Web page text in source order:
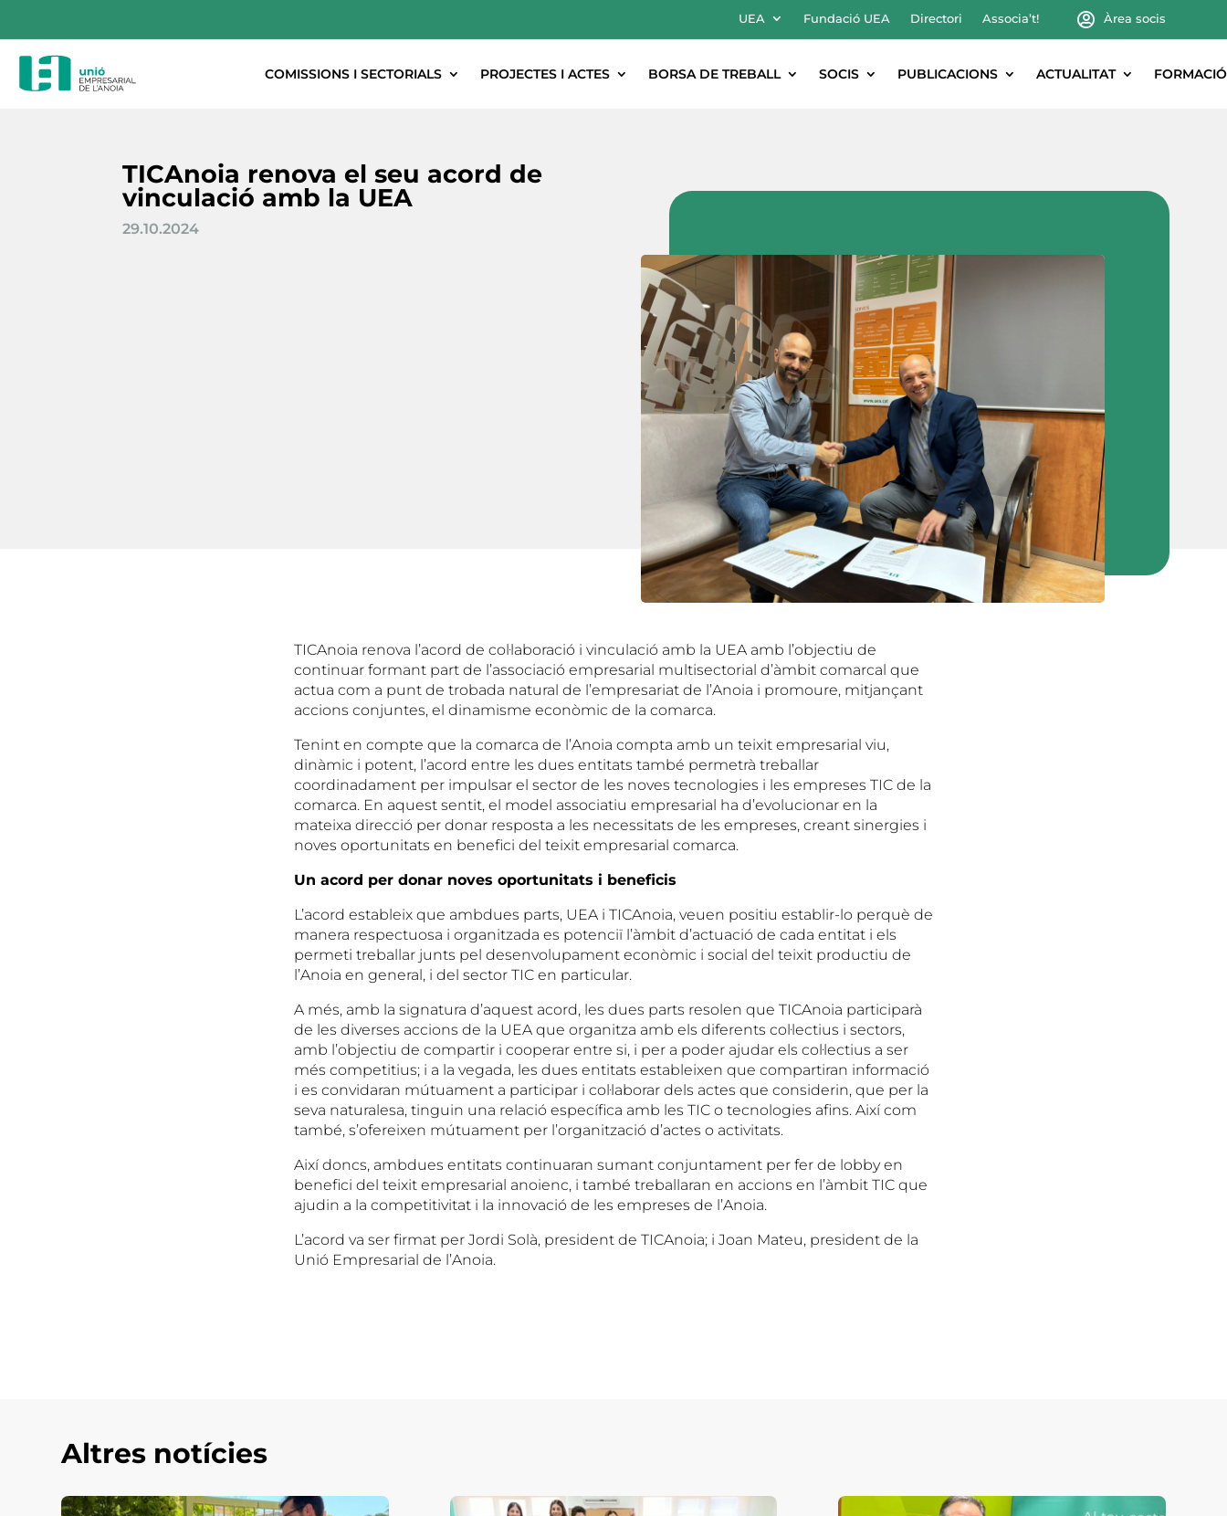
UEA Fundació UEA Directori Associa’t! Àrea socis
COMISSIONS I SECTORIALS PROJECTES I ACTES BORSA DE TREBALL SOCIS PUBLICACIONS ACTUALITAT FORMACIÓ
TICAnoia renova el seu acord de
vinculació amb la UEA
29.10.2024
TICAnoia renova l’acord de col·laboració i vinculació amb la UEA amb l’objectiu de
continuar formant part de l’associació empresarial multisectorial d’àmbit comarcal que
actua com a punt de trobada natural de l’empresariat de l’Anoia i promoure, mitjançant
accions conjuntes, el dinamisme econòmic de la comarca.
Tenint en compte que la comarca de l’Anoia compta amb un teixit empresarial viu,
dinàmic i potent, l’acord entre les dues entitats també permetrà treballar
coordinadament per impulsar el sector de les noves tecnologies i les empreses TIC de la
comarca. En aquest sentit, el model associatiu empresarial ha d’evolucionar en la
mateixa direcció per donar resposta a les necessitats de les empreses, creant sinergies i
noves oportunitats en benefici del teixit empresarial comarca.
Un acord per donar noves oportunitats i beneficis
L’acord estableix que ambdues parts, UEA i TICAnoia, veuen positiu establir-lo perquè de
manera respectuosa i organitzada es potenciï l’àmbit d’actuació de cada entitat i els
permeti treballar junts pel desenvolupament econòmic i social del teixit productiu de
l’Anoia en general, i del sector TIC en particular.
A més, amb la signatura d’aquest acord, les dues parts resolen que TICAnoia participarà
de les diverses accions de la UEA que organitza amb els diferents col·lectius i sectors,
amb l’objectiu de compartir i cooperar entre si, i per a poder ajudar els col·lectius a ser
més competitius; i a la vegada, les dues entitats estableixen que compartiran informació
i es convidaran mútuament a participar i col·laborar dels actes que considerin, que per la
seva naturalesa, tinguin una relació específica amb les TIC o tecnologies afins. Així com
també, s’ofereixen mútuament per l’organització d’actes o activitats.
Així doncs, ambdues entitats continuaran sumant conjuntament per fer de lobby en
benefici del teixit empresarial anoienc, i també treballaran en accions en l’àmbit TIC que
ajudin a la competitivitat i la innovació de les empreses de l’Anoia.
L’acord va ser firmat per Jordi Solà, president de TICAnoia; i Joan Mateu, president de la
Unió Empresarial de l’Anoia.
Altres notícies